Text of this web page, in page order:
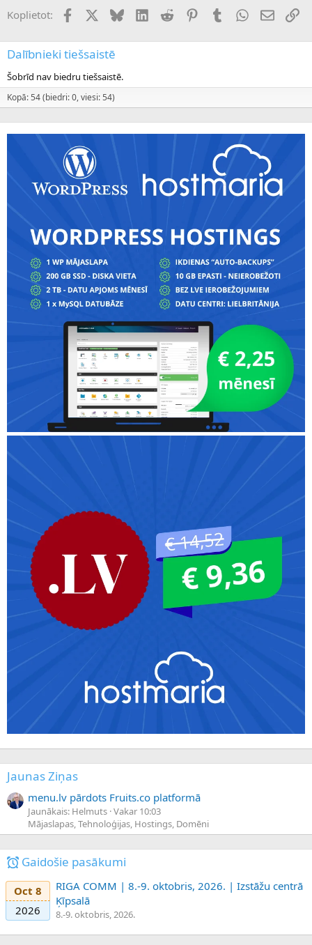
Koplietot: FacebookX (Twitter)
BlueskyLinkedInReddit PinterestTumblrWhatsApp
E-pasts
Dalībnieki tiešsaistē
Šobrīd nav biedru tiešsaistē.
Kopā: 54 (biedri: 0, viesi: 54)
Jaunas Ziņas
menu.lv pārdots Fruits.co platformā
Jaunākais: Helmuts Vakar 10:03
Mājaslapas, Tehnoloģijas, Hostings, Domēni
Gaidošie pasākumi
Oct 8
2026
RIGA COMM | 8.-9. oktobris, 2026. | Izstāžu centrā
Ķīpsalā
8.-9. oktobris, 2026.